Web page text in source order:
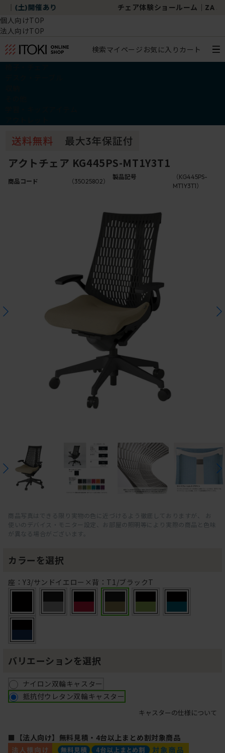
チェア体験ショールーム｜ZA SALON TOKYO
個人向けTOP
法人向けTOP
検索マイページ お気に入り カート
アクトチェア KG445PS-MT1Y3T1
商品コード （35025802）
製品記号
（KG445PS-
MT1Y3T1）
商品写真はできる限り実物の色に近づけるよう徹底しておりますが、 お
使いのデバイス・モニター設定、お部屋の照明等により実際の商品と色味
が異なる場合がございます。
カラーを選択
座：Y3/サンドイエロー×背：T1/ブラックT
バリエーションを選択
ナイロン双輪キャスター
抵抗付ウレタン双輪キャスター
キャスターの仕様について
■【法人向け】無料見積・4台以上まとめ割対象商品